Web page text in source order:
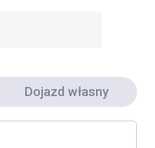
Dojazd własny